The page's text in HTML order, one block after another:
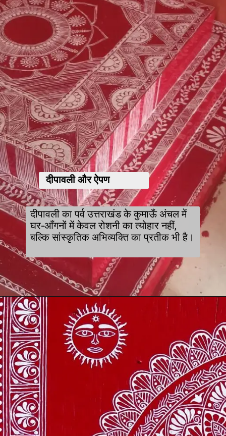
दीपावली और ऐपण
दीपावली का पर्व उत्तराखंड के कुमाऊँ अंचल में
घर-आँगनों में केवल रोशनी का त्योहार नहीं,
बल्कि सांस्कृतिक अभिव्यक्ति का प्रतीक भी है।